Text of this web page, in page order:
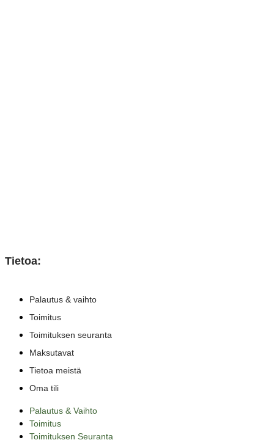
Tietoa:
Palautus & vaihto
Toimitus
Toimituksen seuranta
Maksutavat
Tietoa meistä
Oma tili
Palautus & Vaihto
Toimitus
Toimituksen Seuranta